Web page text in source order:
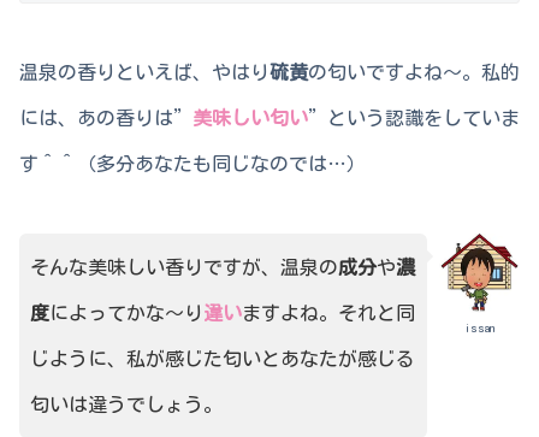
温泉の香りといえば、やはり硫黄の匂いですよね～。私的
には、あの香りは” 美味しい匂い”という認識をしていま
す＾＾（多分あなたも同じなのでは…）
issan
そんな美味しい香りですが、温泉の成分や濃
度によってかな～り 違いますよね。それと同
じように、私が感じた匂いとあなたが感じる
匂いは違うでしょう。